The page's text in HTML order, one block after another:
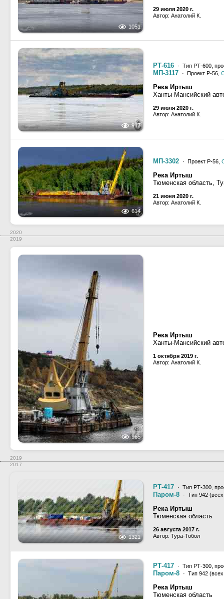
1051
29 июля 2020 г.
Автор: Анатолий К.
917
РТ-616 · Тип РТ-600,
МП-3117 · Проект Р-56,
Река Иртыш
Ханты-Мансийский
29 июля 2020 г.
Автор: Анатолий К.
614
МП-3302 · Проект Р-56,
Река Иртыш
Тюменская область,
21 июня 2020 г.
Автор: Анатолий К.
2020
2019
965
Река Иртыш
Ханты-Мансийский
1 октября 2019 г.
Автор: Анатолий К.
2019
2017
1321
РТ-417 · Тип РТ-300,
Паром-8 · Тип 942
Река Иртыш
Тюменская область
26 августа 2017 г.
Автор: Тура-Тобол
РТ-417 · Тип РТ-300,
Паром-8 · Тип 942
Река Иртыш
Тюменская область